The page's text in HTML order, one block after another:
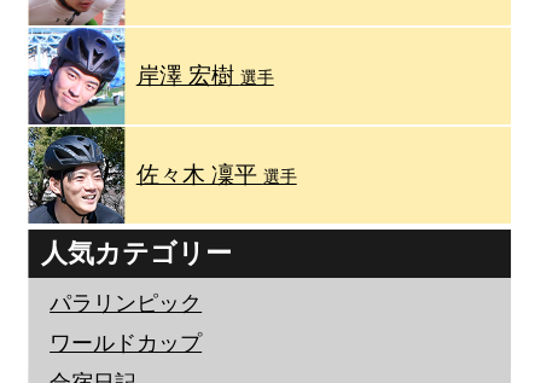
岸澤 宏樹 選手
佐々木 凜平 選手
人気カテゴリー
パラリンピック
ワールドカップ